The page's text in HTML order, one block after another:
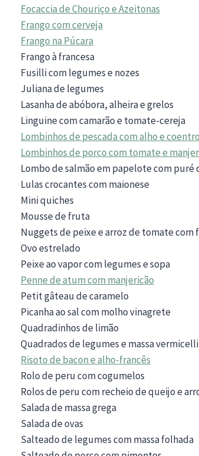
Focaccia de Chouriço e Azeitonas
Frango com cerveja
Frango na Púcara
Frango à francesa
Fusilli com legumes e nozes
Juliana de legumes
Lasanha de abóbora, alheira e grelos
Linguine com camarão e tomate-cereja
Lombinhos de pescada com alho e
Lombinhos de porco com tomate e
Lombo de salmão em papelote com puré
Lulas crocantes com maionese
Mini quiches
Mousse de fruta
Nuggets de peixe e arroz de tomate com
Ovo estrelado
Peixe ao vapor com legumes e sopa
Penne de atum com manjericão
Petit gâteau de caramelo
Picanha ao sal com molho vinagrete
Quadradinhos de limão
Quadrados de legumes e massa vermicelli
Risoto de bacon e alho-francês
Rolo de peru com cogumelos
Rolos de peru com recheio de queijo e
Salada de massa grega
Salada de ovas
Salteado de legumes com massa folhada